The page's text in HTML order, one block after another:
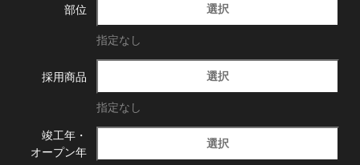
部位 選択
指定なし
採用商品 選択
指定なし
竣工年・
オープン年
選択